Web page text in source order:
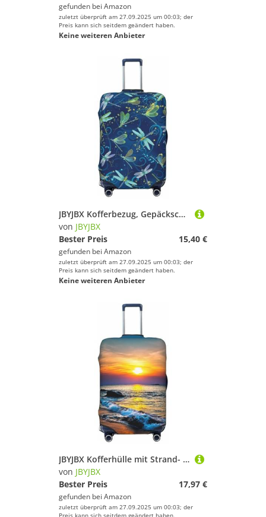
gefunden bei Amazon
zuletzt überprüft am 27.09.2025 um 00:03; der
Preis kann sich seitdem geändert haben.
Keine weiteren Anbieter
JBYJBX Kofferbezug, Gepäckschutz, waschbar, elastisch, modisch, mit Libellen-Motiv, Schwarz, Small
von JBYJBX
Bester Preis
15,40 €
gefunden bei Amazon
zuletzt überprüft am 27.09.2025 um 00:03; der
Preis kann sich seitdem geändert haben.
Keine weiteren Anbieter
JBYJBX Kofferhülle mit Strand- und Sonnenuntergang-Druck, waschbar, elastisch, modische Reiseausrüstung, Schwarz, Large
von JBYJBX
Bester Preis
17,97 €
gefunden bei Amazon
zuletzt überprüft am 27.09.2025 um 00:03; der
Preis kann sich seitdem geändert haben.